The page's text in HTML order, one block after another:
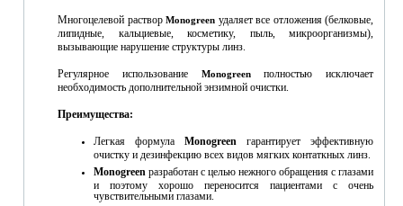
Многоцелевой раствор Monogreen удаляет все отложения (белковые,
липидные, кальциевые, косметику, пыль, микроорганизмы),
вызывающие нарушение структуры линз.
Регулярное использование Monogreenполностью исключает
необходимость дополнительной энзимной очистки.
Преимущества:
Легкая формула Monogreen гарантирует эффективную
очистку и дезинфекцию всех видов мягких контаткных линз.
Monogreen разработан с целью нежного обращения с глазами
и поэтому хорошо переносится пациентами с очень
чувствительными глазами.